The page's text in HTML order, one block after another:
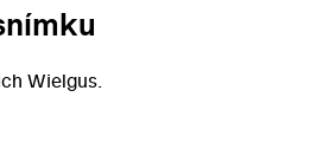
Wielgus.